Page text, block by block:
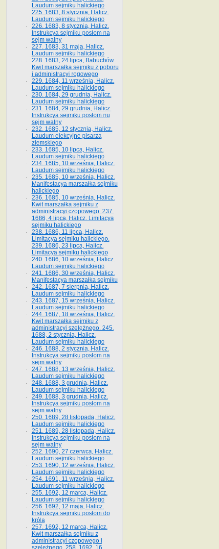
Laudum sejmiku halickiego
225. 1683, 8 stycznia, Halicz.
Laudum sejmiku halickiego
226. 1683, 8 stycznia, Halicz.
Instrukcya sejmiku posłom na
sejm walny
227. 1683, 31 maja, Halicz.
Laudum sejmiku halickiego
228. 1683, 24 lipca, Babuchów.
Kwit marszałka sejmiku z poboru
i administracyi rogowego
229. 1684, 11 września, Halicz.
Laudum sejmiku halickiego
230. 1684, 29 grudnia, Halicz.
Laudum sejmiku halickiego
231. 1684, 29 grudnia, Halicz.
Instrukcya sejmiku posłom nu
sejm walny
232. 1685, 12 stycznia, Halicz.
Laudum elekcyjne pisarza
ziemskiego
233. 1685, 10 lipca, Halicz.
Laudum sejmiku halickiego
234. 1685, 10 września, Halicz.
Laudum sejmiku halickiego
235. 1685, 10 września, Halicz.
Manifestacya marszałka sejmiku
halickiego
236. 1685, 10 września, Halicz.
Kwit marszałka sejmiku z
administracyi czopowego. 237.
1686, 4 lipca, Halicz. Limitacya
sejmiku halickiego
238. 1686, 11 lipca, Halicz.
Limitacya sejmiku halickiego.
239. 1686, 23 lipca, Halicz.
Limitacya sejmiku halickiego
240. 1686, 10 września, Halicz.
Laudum sejmiku halickiego
241. 1686, 30 września, Halicz.
Manifestacya marszałka sejmiku
242. 1687, 7 sierpnia, Halicz.
Laudum sejmiku halickiego
243. 1687, 15 września, Halicz.
Laudum sejmiku halickiego
244. 1687, 18 września, Halicz.
Kwit marszałka sejmiku z
administracyi szelężnego. 245.
1688, 2 stycznia, Halicz.
Laudum sejmiku halickiego
246. 1688, 2 stycznia, Halicz.
Instrukcya sejmiku posłom na
sejm walny
247. 1688, 13 września, Halicz.
Laudum sejmiku halickiego
248. 1688, 3 grudnia, Halicz.
Laudum sejmiku halickiego
249. 1688, 3 grudnia, Halicz.
Instrukcya sejmiku posłom na
sejm walny
250. 1689, 28 listopada, Halicz.
Laudum sejmiku halickiego
251. 1689, 28 listopada, Halicz.
Instrukcya sejmiku posłom na
sejm walny
252. 1690, 27 czerwca, Halicz.
Laudum sejmiku halickiego
253. 1690, 12 września, Halicz.
Laudum sejmiku halickiego
254. 1691, 11 września, Halicz.
Laudum sejmiku halickiego
255. 1692, 12 marca, Halicz.
Laudum sejmiku halickiego
256. 1692, 12 maja, Halicz.
Instrukcya sejmiku posłom do
króla
257. 1692, 12 marca, Halicz.
Kwit marszałka sejmiku z
administracyi czopowego i
szelężnego. 258. 1692, 16